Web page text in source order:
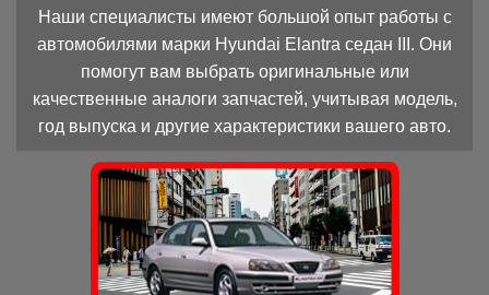
Наши специалисты имеют большой опыт работы с
автомобилями марки Hyundai Elantra седан III. Они
помогут вам выбрать оригинальные или
качественные аналоги запчастей, учитывая модель,
год выпуска и другие характеристики вашего авто.